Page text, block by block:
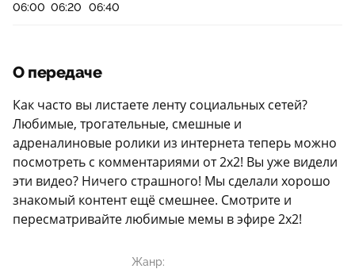
06:00 06:20 06:40
О передаче
Как часто вы листаете ленту социальных сетей?
Любимые, трогательные, смешные и
адреналиновые ролики из интернета теперь можно
посмотреть с комментариями от 2х2! Вы уже видели
эти видео? Ничего страшного! Мы сделали хорошо
знакомый контент ещё смешнее. Смотрите и
пересматривайте любимые мемы в эфире 2х2!
Жанр: